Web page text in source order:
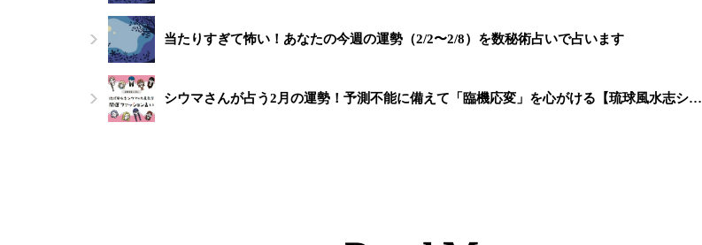
当たりすぎて怖い！あなたの今週の運勢（2/2〜2/8）を数秘術占いで占います
シウマさんが占う2月の運勢！予測不能に備えて「臨機応変」を心がける【琉球風水志シ…